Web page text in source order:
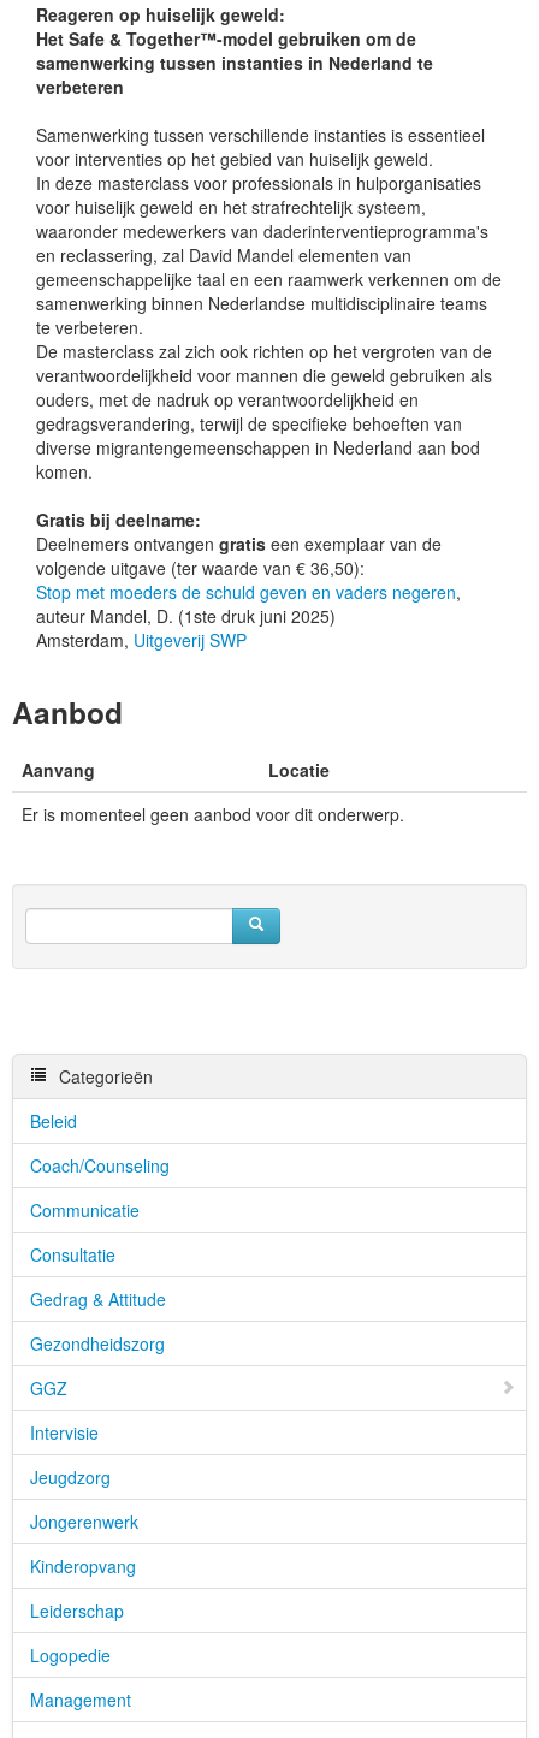
Reageren op huiselijk geweld:
Het Safe & Together™-model gebruiken om de
samenwerking tussen instanties in Nederland te
verbeteren
Samenwerking tussen verschillende instanties is essentieel
voor interventies op het gebied van huiselijk geweld.
In deze masterclass voor professionals in hulporganisaties
voor huiselijk geweld en het strafrechtelijk systeem,
waaronder medewerkers van daderinterventieprogramma's
en reclassering, zal David Mandel elementen van
gemeenschappelijke taal en een raamwerk verkennen om de
samenwerking binnen Nederlandse multidisciplinaire teams
te verbeteren.
De masterclass zal zich ook richten op het vergroten van de
verantwoordelijkheid voor mannen die geweld gebruiken als
ouders, met de nadruk op verantwoordelijkheid en
gedragsverandering, terwijl de specifieke behoeften van
diverse migrantengemeenschappen in Nederland aan bod
komen.
Gratis bij deelname:
Deelnemers ontvangen gratis een exemplaar van de
volgende uitgave (ter waarde van € 36,50):
Stop met moeders de schuld geven en vaders negeren,
auteur Mandel, D. (1ste druk juni 2025)
Amsterdam, Uitgeverij SWP
Aanbod
Aanvang
Locatie
Er is momenteel geen aanbod voor dit onderwerp.
Categorieën
Beleid
Coach/Counseling
Communicatie
Consultatie
Gedrag & Attitude
Gezondheidszorg
GGZ
Intervisie
Jeugdzorg
Jongerenwerk
Kinderopvang
Leiderschap
Logopedie
Management